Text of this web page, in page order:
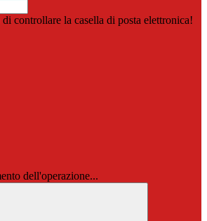
controllare la casella di posta elettronica!
dell'operazione...